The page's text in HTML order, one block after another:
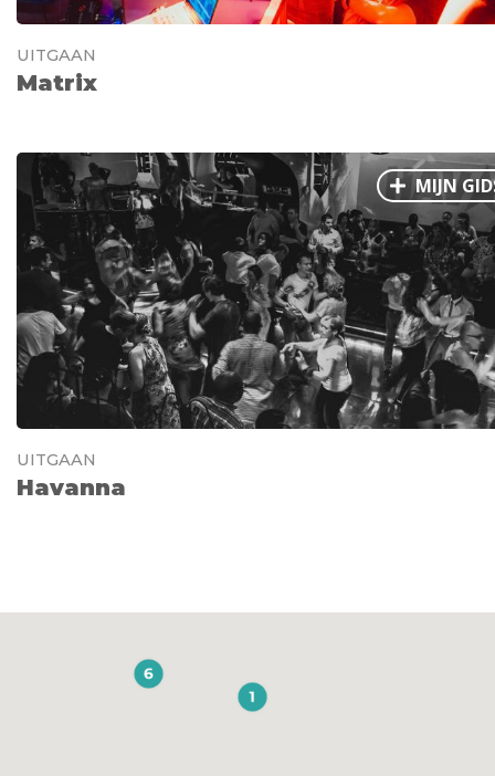
UITGAAN
Matrix
MIJN
UITGAAN
Havanna